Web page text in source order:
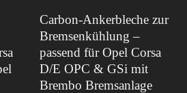
Carbon-Ankerbleche zur
Bremsenkühlung –
passend für Opel Corsa
D/E OPC & GSi mit
Brembo Bremsanlage